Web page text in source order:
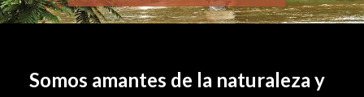
Somos amantes de la naturaleza y